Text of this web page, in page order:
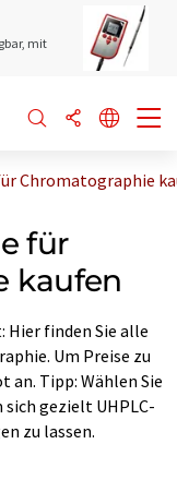
mit
Chromatographie
für
kaufen
Hier finden Sie alle
Um Preise zu
an. Tipp: Wählen Sie
gezielt UHPLC-
zu lassen.